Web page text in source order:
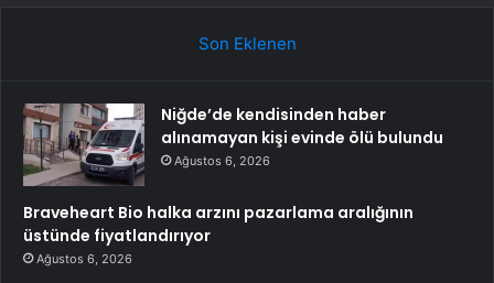
Son Eklenen
Niğde’de kendisinden haber
alınamayan kişi evinde ölü bulundu
Ağustos 6, 2026
Braveheart Bio halka arzını pazarlama aralığının
üstünde fiyatlandırıyor
Ağustos 6, 2026